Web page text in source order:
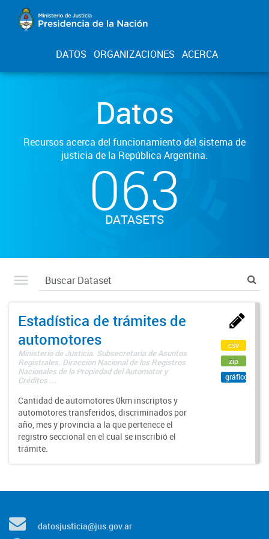
DATOS ORGANIZACIONES ACERCA
Datos
Recursos acerca del funcionamiento del sistema de
justicia de la República Argentina.
063
DATASETS
Estadística de trámites de
automotores
Ministerio de Justicia. Subsecretaría de Asuntos
Registrales. Dirección Nacional de los Registros
Nacionales de la Propiedad del Automotor y
Créditos ...
Cantidad de automotores 0km inscriptos y
automotores transferidos, discriminados por
año, mes y provincia a la que pertenece el
registro seccional en el cual se inscribió el
trámite.
csv
zip
gráfico
datosjusticia@jus.gov.ar